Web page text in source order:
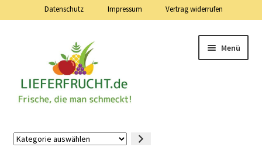
Datenschutz Impressum Vertrag widerrufen
Menü
Kategorie